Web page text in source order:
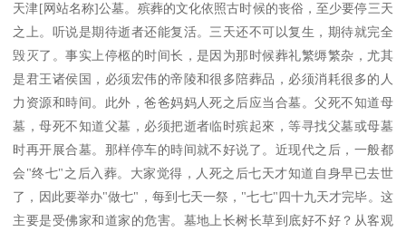
天津[网站名称]公墓。殡葬的文化依照古时候的丧俗，至少要停三天
之上。听说是期待逝者还能复活。三天还不可以复生，期待就完全
毁灭了。事实上停柩的时间长，是因为那时候葬礼繁缛繁杂，尤其
是君王诸侯国，必须宏伟的帝陵和很多陪葬品，必须消耗很多的人
力资源和時间。此外，爸爸妈妈人死之后应当合墓。父死不知道母
墓，母死不知道父墓，必须把逝者临时殡起來，等寻找父墓或母墓
时再开展合墓。那样停车的時间就不好说了。近现代之后，一般都
会"终七"之后入葬。大家觉得，人死之后七天才知道自身早已去世
了，因此要举办"做七"，每到七天一祭，"七七"四十九天才完毕。这
主要是受佛家和道家的危害。墓地上长树长草到底好不好？从客观